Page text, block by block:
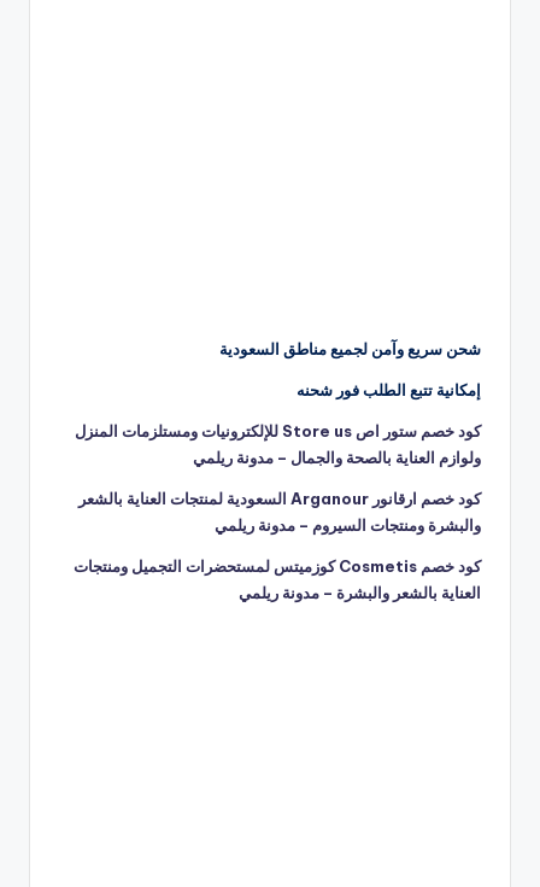
شحن سريع وآمن لجميع مناطق السعودية
إمكانية تتبع الطلب فور شحنه
كود خصم ستور اص Store us للإلكترونيات ومستلزمات المنزل
ولوازم العناية بالصحة والجمال – مدونة ريلمي
كود خصم ارقانور Arganour السعودية لمنتجات العناية بالشعر
والبشرة ومنتجات السيروم – مدونة ريلمي
كود خصم Cosmetis كوزميتس لمستحضرات التجميل ومنتجات
العناية بالشعر والبشرة – مدونة ريلمي